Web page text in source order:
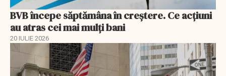
BVB începe săptămâna în creștere. Ce acțiuni
au atras cei mai mulți bani
20 IULIE 2026